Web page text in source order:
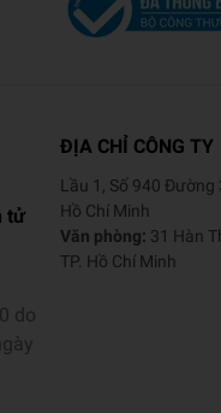
tử
do
ĐỊA CHỈ CÔNG TY
Lầu 1, Số 940 Đường
Hồ Chí Minh
Văn phòng: 31 Hàn
TP. Hồ Chí Minh